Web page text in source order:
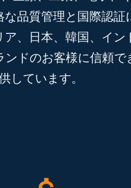
品質管理と国際認証
、日本、韓国、イン
ドのお客様に信頼で
しています。